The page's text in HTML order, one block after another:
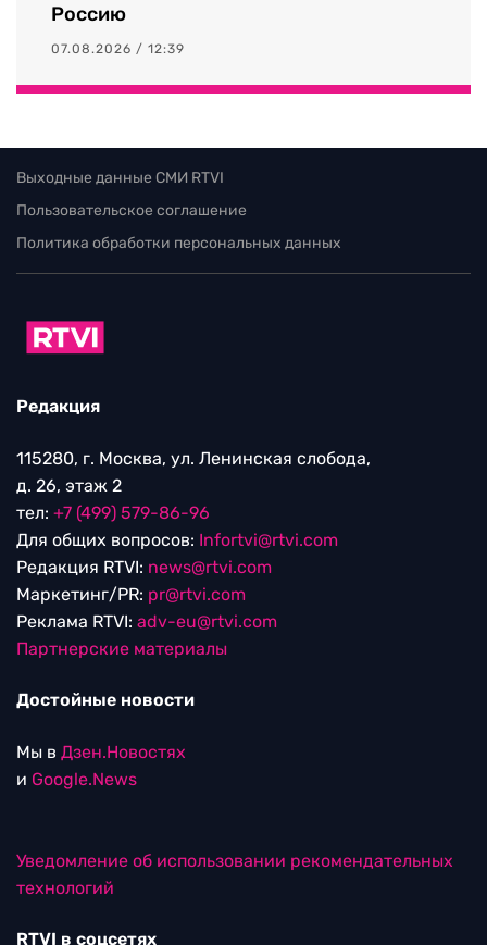
Россию
07.08.2026 / 12:39
Выходные данные СМИ RTVI
Пользовательское соглашение
Политика обработки персональных данных
Редакция
115280, г. Москва, ул. Ленинская слобода,
д. 26, этаж 2
тел: +7 (499) 579-86-96
Для общих вопросов: Infortvi@rtvi.com
Редакция RTVI: news@rtvi.com
Маркетинг/PR: pr@rtvi.com
Реклама RTVI: adv-eu@rtvi.com
Партнерские материалы
Достойные новости
Мы в Дзен.Новостях
и Google.News
Уведомление об использовании рекомендательных
технологий
RTVI в соцсетях